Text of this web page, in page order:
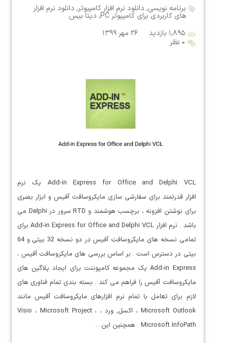
برنامه نویسی, دانلود نرم افزار کامپیوتر, دانلود نرم افزار
های کاربردی برای کامپیوتر PC , دیتا بیس
۱,۸۹۵ بازدید
۲۶ مهر ۱۳۹۹
۰ نظر
Add-in Express for Office and Delphi VCL یک نرم
افزار قدرتمند برای سفارشی سازی مایکروسافت آفیس و ابزار بصری
برای نوشتن افزونه ، برچسب هوشمند و RTD سرور در Delphi می
باشد . نرم افزار Add-in Express for Office and Delphi VCL برای
تمامی نسخه های مایکروسافت آفیس در دو نسخه 32 بیتی و 64
بیتی در دسترس است . بر اساس بررسی های مایکروسافت آفیس ،
Add-in Express یک مجموعه کامپوننت برای ایجاد پلاگین های
مایکروسافت آفیس را فراهم می کند . بسته بندی تمام فناوری های
لازم برای تعامل با تمام نرم افزارهای مایکروسافت آفیس مانند
Microsoft Outlook ، اکسل, ورد ، Visio ، Microsoft Project ،
Microsoft InfoPath . همچنین این…